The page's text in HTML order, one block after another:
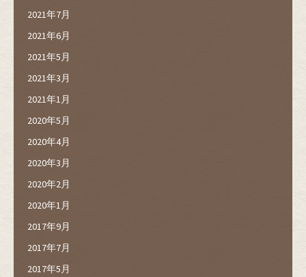
2021年7月
2021年6月
2021年5月
2021年3月
2021年1月
2020年5月
2020年4月
2020年3月
2020年2月
2020年1月
2017年9月
2017年7月
2017年5月